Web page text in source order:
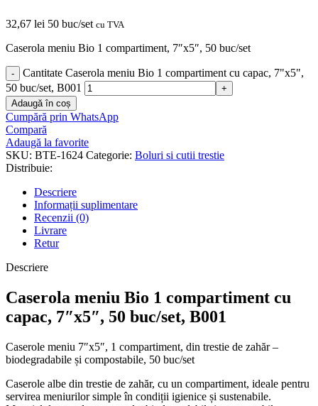
32,67 lei 50 buc/set cu TVA
Caserola meniu Bio 1 compartiment, 7″x5″, 50 buc/set
Cantitate Caserola meniu Bio 1 compartiment cu capac, 7"x5",
50 buc/set, B001
Adaugă în coș
Cumpără prin WhatsApp
Compară
Adaugă la favorite
SKU: BTE-1624 Categorie: Boluri si cutii trestie
Distribuie:
Descriere
Informații suplimentare
Recenzii (0)
Livrare
Retur
Descriere
Caserola meniu Bio 1 compartiment cu
capac, 7″x5″, 50 buc/set, B001
Caserole meniu 7″x5″, 1 compartiment, din trestie de zahăr –
biodegradabile și compostabile, 50 buc/set
Caserole albe din trestie de zahăr, cu un compartiment, ideale pentru
servirea meniurilor simple în condiții igienice și sustenabile.